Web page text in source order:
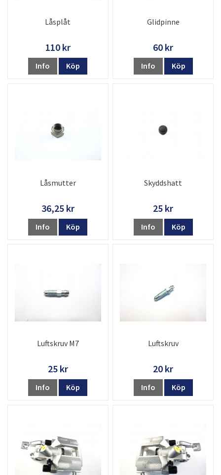
Låsplåt
110 kr
Info Köp
Glidpinne
60 kr
Info Köp
Låsmutter
36,25 kr
Info Köp
Skyddshatt
25 kr
Info Köp
Luftskruv M7
25 kr
Info Köp
Luftskruv
20 kr
Info Köp